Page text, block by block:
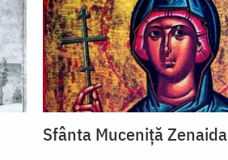
Sfânta Muceniță Zenaida